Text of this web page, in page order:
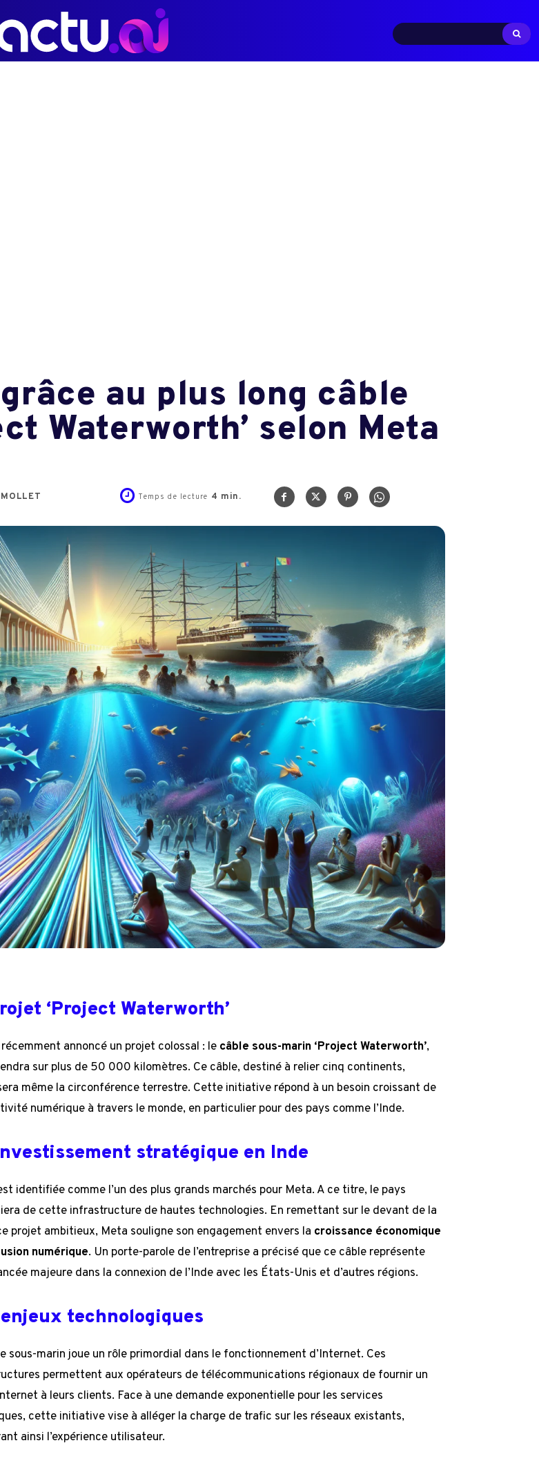
au plus long câble
Waterworth’ selon Meta
Temps de lecture 4 min.
‘Project Waterworth’
annoncé un projet colossal : le câble sous-marin ‘Project Waterworth’,
sur plus de 50 000 kilomètres. Ce câble, destiné à relier cinq continents,
même la circonférence terrestre. Cette initiative répond à un besoin croissant de
numérique à travers le monde, en particulier pour des pays comme l’Inde.
stratégique en Inde
identifiée comme l’un des plus grands marchés pour Meta. A ce titre, le pays
de cette infrastructure de hautes technologies. En remettant sur le devant de la
projet ambitieux, Meta souligne son engagement envers la croissance économique
numérique. Un porte-parole de l’entreprise a précisé que ce câble représente
majeure dans la connexion de l’Inde avec les États-Unis et d’autres régions.
technologiques
sous-marin joue un rôle primordial dans le fonctionnement d’Internet. Ces
permettent aux opérateurs de télécommunications régionaux de fournir un
à leurs clients. Face à une demande exponentielle pour les services
cette initiative vise à alléger la charge de trafic sur les réseaux existants,
ainsi l’expérience utilisateur.